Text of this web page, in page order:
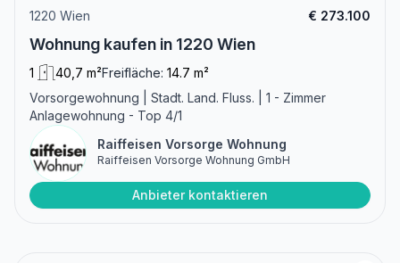
1220 Wien € 273.100
Wohnung kaufen in 1220 Wien
1 40,7 m²Freifläche: 14.7 m²
Vorsorgewohnung | Stadt. Land. Fluss. | 1 - Zimmer
Anlagewohnung - Top 4/1
Raiffeisen Vorsorge Wohnung
Raiffeisen Vorsorge Wohnung GmbH
Anbieter kontaktieren